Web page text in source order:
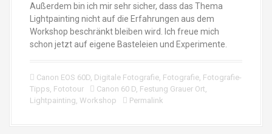
Außerdem bin ich mir sehr sicher, dass das Thema
Lightpainting nicht auf die Erfahrungen aus dem
Workshop beschränkt bleiben wird. Ich freue mich
schon jetzt auf eigene Basteleien und Experimente.
Canon EOS 60D Digitale Fotografie Fotografie Fotografie-
Tipps Fototour Canon 60 D Festung Grauer Ort
Lightpainting Workshop Permalink